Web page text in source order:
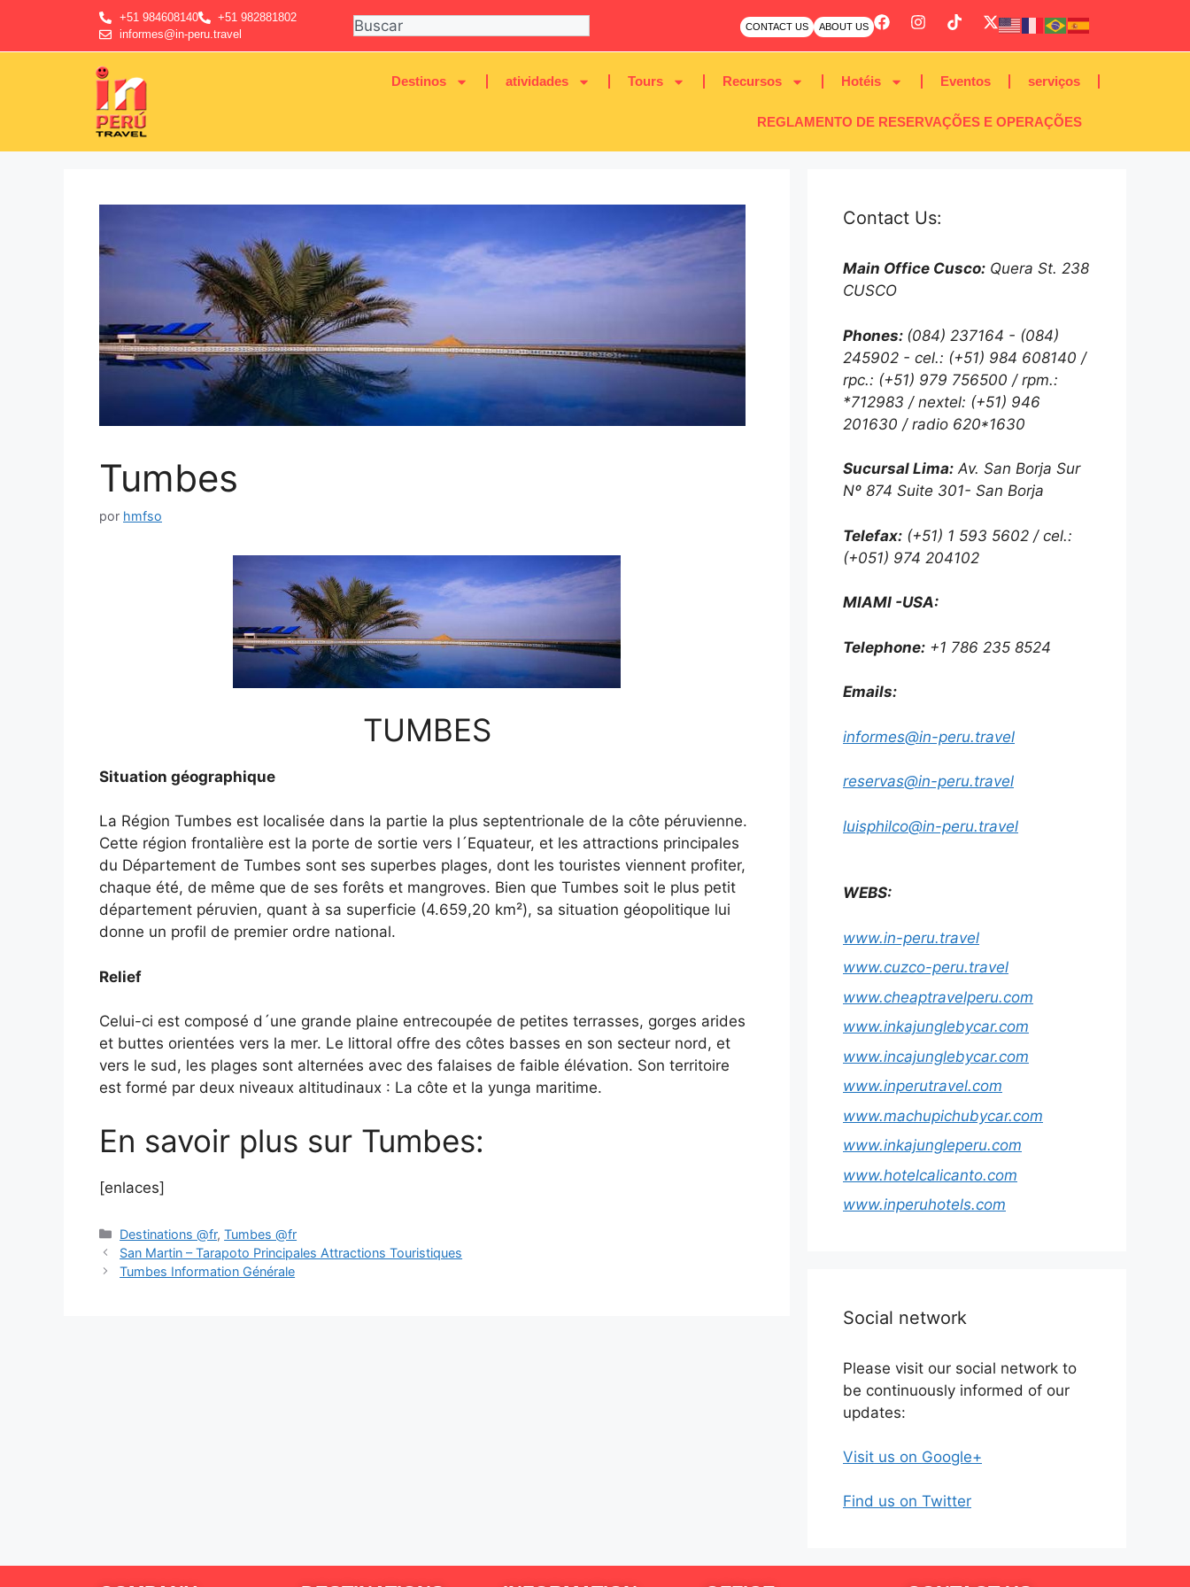
+51 984608140
+51 982881802
informes@in-peru.travel
ABOUT US
CONTACT US
Destinos atividades Tours Recursos Hotéis Eventos serviços
REGLAMENTO DE RESERVAÇÕES E OPERAÇÕES
Tumbes
por hmfso
TUMBES
Situation géographique
La Région Tumbes est localisée dans la partie la plus septentrionale de la côte péruvienne.
Cette région frontalière est la porte de sortie vers l´Equateur, et les attractions principales
du Département de Tumbes sont ses superbes plages, dont les touristes viennent profiter,
chaque été, de même que de ses forêts et mangroves. Bien que Tumbes soit le plus petit
département péruvien, quant à sa superficie (4.659,20 km²), sa situation géopolitique lui
donne un profil de premier ordre national.
Relief
Celui-ci est composé d´une grande plaine entrecoupée de petites terrasses, gorges arides
et buttes orientées vers la mer. Le littoral offre des côtes basses en son secteur nord, et
vers le sud, les plages sont alternées avec des falaises de faible élévation. Son territoire
est formé par deux niveaux altitudinaux : La côte et la yunga maritime.
En savoir plus sur Tumbes:
[enlaces]
Destinations @fr,Tumbes @fr
San Martin – Tarapoto Principales Attractions Touristiques
Tumbes Information Générale
Contact Us:
Main Office Cusco: Quera St. 238
CUSCO
Phones: (084) 237164 - (084)
245902 - cel.: (+51) 984 608140 /
rpc.: (+51) 979 756500 / rpm.:
*712983 / nextel: (+51) 946
201630 / radio 620*1630
Sucursal Lima: Av. San Borja Sur
Nº 874 Suite 301- San Borja
Telefax: (+51) 1 593 5602 / cel.:
(+051) 974 204102
MIAMI -USA:
Telephone: +1 786 235 8524
Emails:
informes@in-peru.travel
reservas@in-peru.travel
luisphilco@in-peru.travel
WEBS:
www.in-peru.travel
www.cuzco-peru.travel
www.cheaptravelperu.com
www.inkajunglebycar.com
www.incajunglebycar.com
www.inperutravel.com
www.machupichubycar.com
www.inkajungleperu.com
www.hotelcalicanto.com
www.inperuhotels.com
Social network
Please visit our social network to
be continuously informed of our
updates:
Visit us on Google+
Find us on Twitter